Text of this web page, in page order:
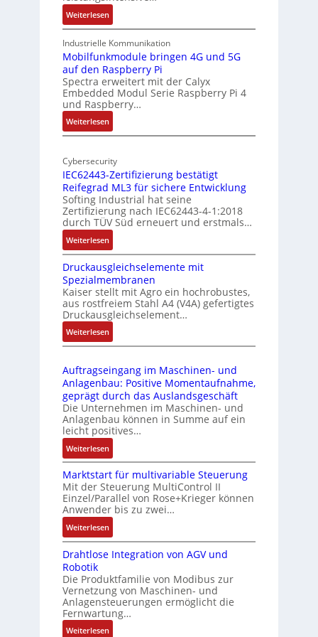
I
a
n
d
E
g
e
Weiterlesen:
1
9
-
Z
o
l
l
-
I
d
u
t
r
i
e
-
P
C
l
ä
s
s
s
c
h
f
l
e
x
i
b
e
l
f
ü
r
i
e
A
n
Industrielle Kommunikation
Mobilfunkmodule bringen 4G und 5G
auf den Raspberry Pi
Spectra erweitert mit der Calyx
Embedded Modul Serie Raspberry Pi 4
und Raspberry…
Weiterlesen:
M
b
i
f
u
n
k
m
o
d
u
l
e
b
r
i
n
e
n
4
G
u
n
d
5
G
a
u
f
e
n
R
a
s
Cybersecurity
IEC62443-Zertifizierung bestätigt
Reifegrad ML3 für sichere Entwicklung
Softing Industrial hat seine
Zertifizierung nach IEC62443-4-1:2018
durch TÜV Süd erneuert und erstmals…
Weiterlesen:
I
E
C
6
2
4
4
3
Z
e
r
t
i
f
i
i
e
r
n
g
e
s
t
ä
t
Druckausgleichselemente mit
Spezialmembranen
Kaiser stellt mit Agro ein hochrobustes,
aus rostfreiem Stahl A4 (V4A) gefertigtes
Druckausgleichselement…
Weiterlesen:
D
u
c
k
a
u
s
g
l
e
i
c
h
s
e
m
e
n
t
Auftragseingang im Maschinen- und
Anlagenbau: Positive Momentaufnahme,
geprägt durch das Auslandsgeschäft
Die Unternehmen im Maschinen- und
Anlagenbau können in Summe auf ein
leicht positives…
Weiterlesen:
A
u
f
t
r
a
g
s
i
n
g
a
Marktstart für multivariable Steuerung
Mit der Steuerung MultiControl II
Einzel/Parallel von Rose+Krieger können
Anwender bis zu zwei…
Weiterlesen:
M
a
k
t
s
t
a
Drahtlose Integration von AGV und
Robotik
Die Produktfamilie von Modibus zur
Vernetzung von Maschinen- und
Anlagensteuerungen ermöglicht die
Fernwartung…
Weiterlesen: